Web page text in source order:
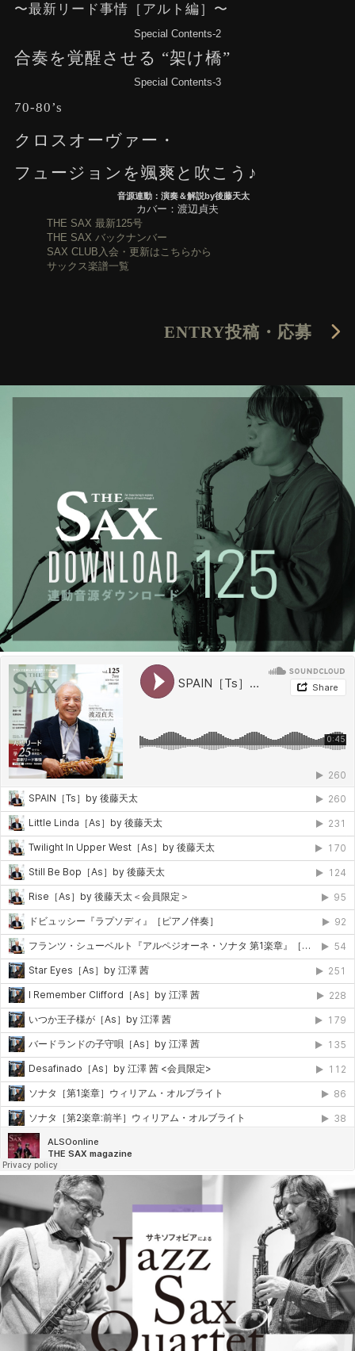
〜最新リード事情［アルト編］〜
Special Contents-2
合奏を覚醒させる “架け橋”
Special Contents-3
70-80’s
クロスオーヴァー・
フュージョンを颯爽と吹こう♪
音源連動：演奏＆解説by後藤天太
カバー：渡辺貞夫
THE SAX 最新125号
THE SAX バックナンバー
SAX CLUB入会・更新はこちらから
サックス楽譜一覧
ENTRY投稿・応募